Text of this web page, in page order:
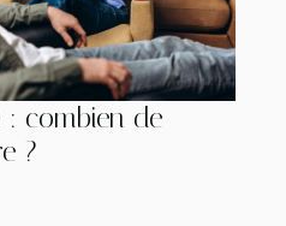
: combien de
?